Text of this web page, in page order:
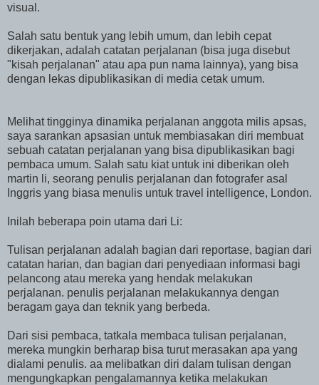
visual.
Salah satu bentuk yang lebih umum, dan lebih cepat
dikerjakan, adalah catatan perjalanan (bisa juga disebut
"kisah perjalanan" atau apa pun nama lainnya), yang bisa
dengan lekas dipublikasikan di media cetak umum.
Melihat tingginya dinamika perjalanan anggota milis apsas,
saya sarankan apsasian untuk membiasakan diri membuat
sebuah catatan perjalanan yang bisa dipublikasikan bagi
pembaca umum. Salah satu kiat untuk ini diberikan oleh
martin li, seorang penulis perjalanan dan fotografer asal
Inggris yang biasa menulis untuk travel intelligence, London.
Inilah beberapa poin utama dari Li:
Tulisan perjalanan adalah bagian dari reportase, bagian dari
catatan harian, dan bagian dari penyediaan informasi bagi
pelancong atau mereka yang hendak melakukan
perjalanan. penulis perjalanan melakukannya dengan
beragam gaya dan teknik yang berbeda.
Dari sisi pembaca, tatkala membaca tulisan perjalanan,
mereka mungkin berharap bisa turut merasakan apa yang
dialami penulis. aa melibatkan diri dalam tulisan dengan
mengungkapkan pengalamannya ketika melakukan